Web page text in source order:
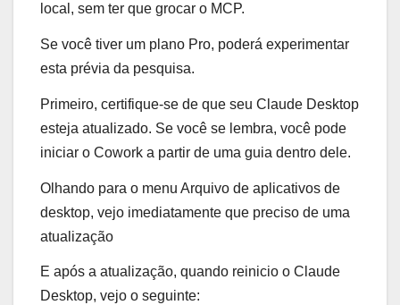
local, sem ter que grocar o MCP.
Se você tiver um plano Pro, poderá experimentar
esta prévia da pesquisa.
Primeiro, certifique-se de que seu Claude Desktop
esteja atualizado. Se você se lembra, você pode
iniciar o Cowork a partir de uma guia dentro dele.
Olhando para o menu Arquivo de aplicativos de
desktop, vejo imediatamente que preciso de uma
atualização
E após a atualização, quando reinicio o Claude
Desktop, vejo o seguinte: